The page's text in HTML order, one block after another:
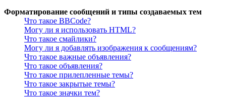
Форматирование сообщений и типы создаваемых тем
Что такое BBCode?
Могу ли я использовать HTML?
Что такое смайлики?
Могу ли я добавлять изображения к сообщениям?
Что такое важные объявления?
Что такое объявления?
Что такое прилепленные темы?
Что такое закрытые темы?
Что такое значки тем?